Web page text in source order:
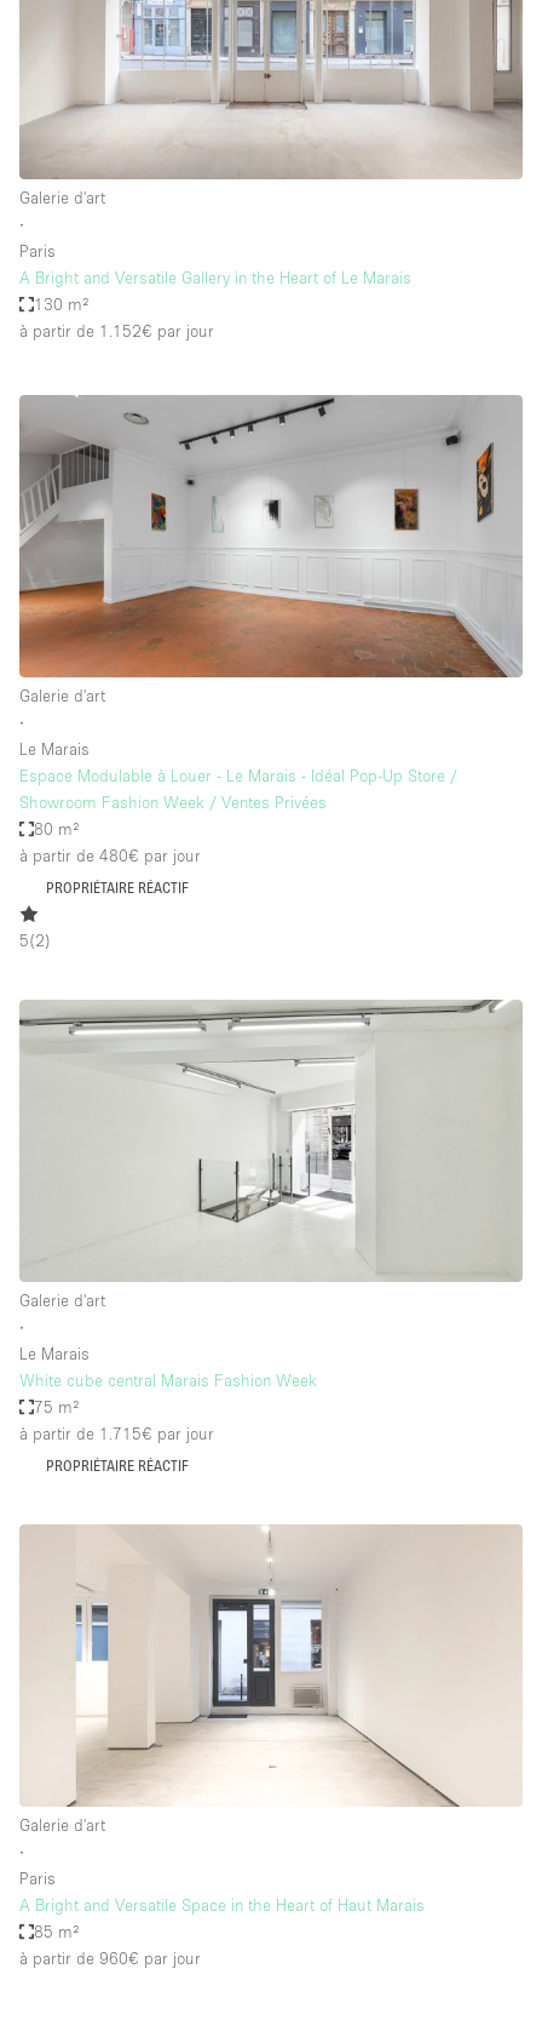
Galerie d'art
∙
Paris
A Bright and Versatile Gallery in the Heart of Le Marais
130 m²
à partir de 1.152€ par jour
Galerie d'art
∙
Le Marais
Espace Modulable à Louer - Le Marais - Idéal Pop-Up Store /
Showroom Fashion Week / Ventes Privées
80 m²
à partir de 480€ par jour
PROPRIÉTAIRE RÉACTIF
5(2)
Galerie d'art
∙
Le Marais
White cube central Marais Fashion Week
75 m²
à partir de 1.715€ par jour
PROPRIÉTAIRE RÉACTIF
Galerie d'art
∙
Paris
A Bright and Versatile Space in the Heart of Haut Marais
85 m²
à partir de 960€ par jour